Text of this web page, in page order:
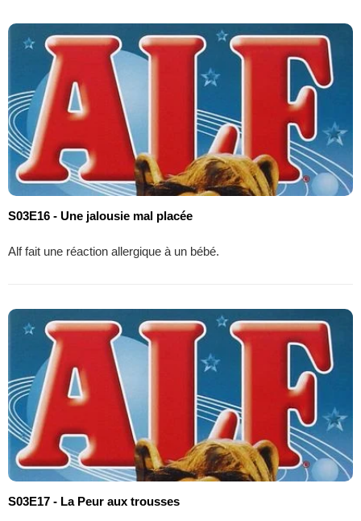
S03E16 - Une jalousie mal placée
Alf fait une réaction allergique à un bébé.
S03E17 - La Peur aux trousses